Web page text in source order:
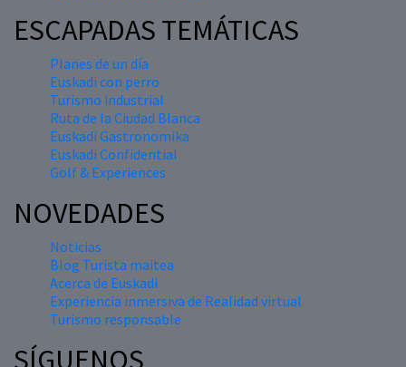
ESCAPADAS TEMÁTICAS
Planes de un día
Euskadi con perro
Turismo industrial
Ruta de la Ciudad Blanca
Euskadi Gastronomika
Euskadi Confidential
Golf & Experiences
NOVEDADES
Noticias
Blog Turista maitea
Acerca de Euskadi
Experiencia inmersiva de Realidad virtual
Turismo responsable